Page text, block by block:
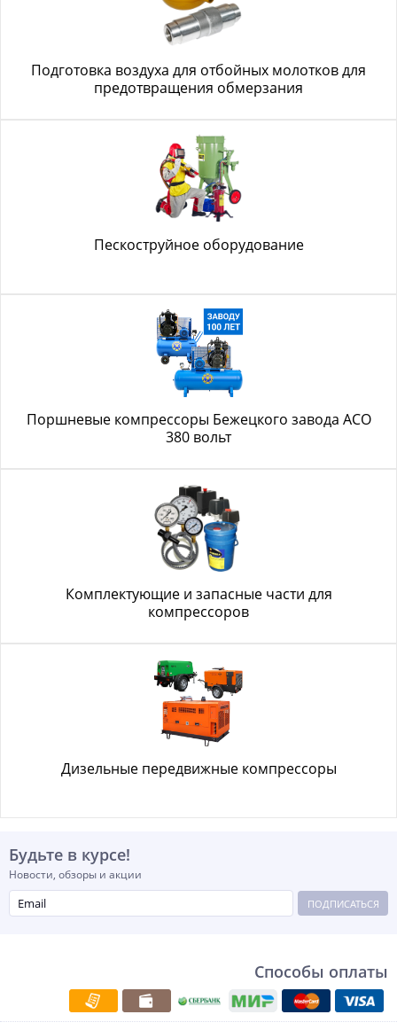
Подготовка воздуха для отбойных молотков для
предотвращения обмерзания
Пескоструйное оборудование
Поршневые компрессоры Бежецкого завода АСО
380 вольт
Комплектующие и запасные части для
компрессоров
Дизельные передвижные компрессоры
Будьте в курсе!
Новости, обзоры и акции
ПОДПИСАТЬСЯ
Способы оплаты